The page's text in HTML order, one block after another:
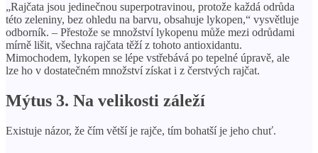
„Rajčata jsou jedinečnou superpotravinou, protože každá odrůda
této zeleniny, bez ohledu na barvu, obsahuje lykopen,“ vysvětluje
odborník. – Přestože se množství lykopenu může mezi odrůdami
mírně lišit, všechna rajčata těží z tohoto antioxidantu.
Mimochodem, lykopen se lépe vstřebává po tepelné úpravě, ale
lze ho v dostatečném množství získat i z čerstvých rajčat.
Mýtus 3. Na velikosti záleží
Existuje názor, že čím větší je rajče, tím bohatší je jeho chuť.